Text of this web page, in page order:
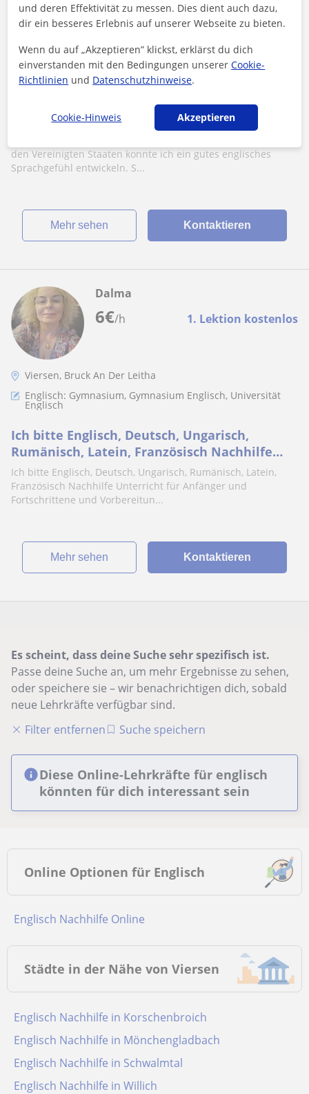
Viersen
Englisch: Universität Englisch
Nachhilfe und Übersetzung in Englisch:
Fließend dank Auslandserfahrung; ALLE
den Vereinigten Staaten konnte ich ein gutes englisches
Sprachgefühl entwickeln. S...
Mehr sehen Kontaktieren
6€/h 1. Lektion kostenlos
Dalma
Viersen, Bruck An Der Leitha
Englisch: Gymnasium, Gymnasium Englisch, Universität
Englisch
Ich bitte Englisch, Deutsch, Ungarisch,
Rumänisch, Latein, Französisch Nachhilfe
Unterricht für Anfänger und Fortschrittene
und Vorbereitungen für Schularbeiten,
Referate, etc
Ich bitte Englisch, Deutsch, Ungarisch, Rumänisch, Latein,
Französisch Nachhilfe Unterricht für Anfänger und
Fortschrittene und Vorbereitun...
Mehr sehen Kontaktieren
Es scheint, dass deine Suche sehr spezifisch ist.
Passe deine Suche an, um mehr Ergebnisse zu sehen,
oder speichere sie – wir benachrichtigen dich, sobald
neue Lehrkräfte verfügbar sind.
Filter entfernen
Suche speichern
Diese Online-Lehrkräfte für englisch
könnten für dich interessant sein
Online Optionen für Englisch
Englisch Nachhilfe Online
Städte in der Nähe von Viersen
Englisch Nachhilfe in Korschenbroich
Englisch Nachhilfe in Mönchengladbach
Englisch Nachhilfe in Schwalmtal
Englisch Nachhilfe in Willich
und deren Effektivität zu messen. Dies dient auch dazu,
dir ein besseres Erlebnis auf unserer Webseite zu bieten.
Wenn du auf „Akzeptieren” klickst, erklärst du dich
einverstanden mit den Bedingungen unsererCookie-
Richtlinien und Datenschutzhinweise.
Cookie-Hinweis Akzeptieren